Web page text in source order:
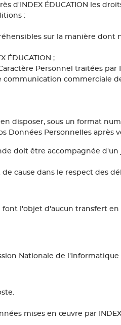
d'INDEX ÉDUCATION les
:
sur la manière dont
ÉDUCATION ;
Personnel traitées par
commerciale de
disposer, sous un format
Données Personnelles après
doit être accompagnée
cause dans le respect des
font l'objet d'aucun transfert
Nationale de l'Informatique
mises en œuvre par INDEX